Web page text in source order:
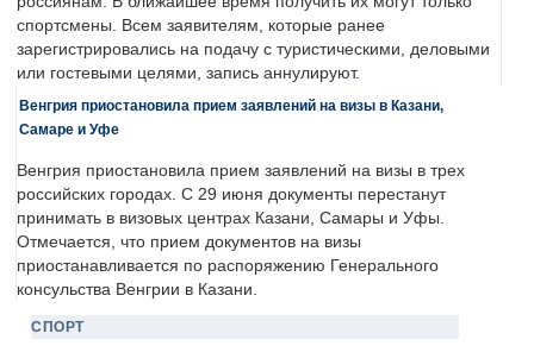
спортсмены. Всем заявителям, которые ранее
зарегистрировались на подачу с туристическими, деловыми
или гостевыми целями, запись аннулируют.
Венгрия приостановила прием заявлений на визы в Казани,
Самаре и Уфе
Венгрия приостановила прием заявлений на визы в трех
российских городах. С 29 июня документы перестанут
принимать в визовых центрах Казани, Самары и Уфы.
Отмечается, что прием документов на визы
приостанавливается по распоряжению Генерального
консульства Венгрии в Казани.
СПОРТ